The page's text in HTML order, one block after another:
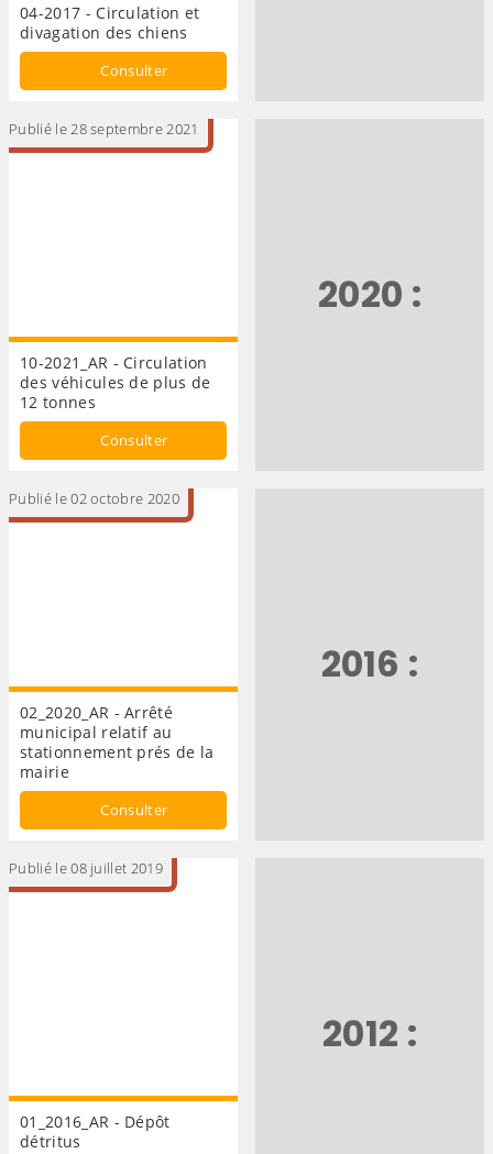
04-2017 - Circulation et
divagation des chiens
Consulter
Publié le 28 septembre 2021
10-2021_AR - Circulation
des véhicules de plus de
12 tonnes
Consulter
2020 :
Publié le 02 octobre 2020
02_2020_AR - Arrêté
municipal relatif au
stationnement prés de la
mairie
Consulter
2016 :
Publié le 08 juillet 2019
01_2016_AR - Dépôt
détritus
2012 :